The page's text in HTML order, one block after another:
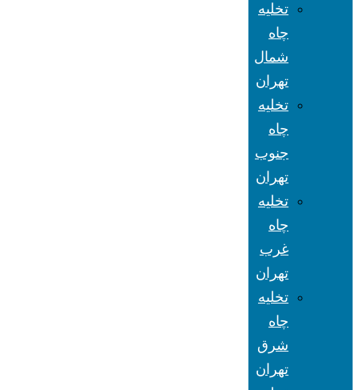
تخلیه
چاه
شمال
تهران
تخلیه
چاه
جنوب
تهران
تخلیه
چاه
غرب
تهران
تخلیه
چاه
شرق
تهران